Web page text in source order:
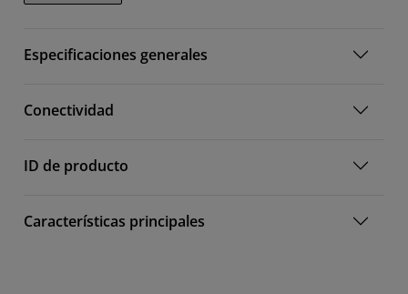
Especificaciones generales
Conectividad
ID de producto
Características principales